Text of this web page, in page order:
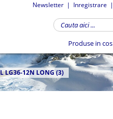
Newsletter | Inregistrare |
Produse in cos
LG36-12N LONG (3)